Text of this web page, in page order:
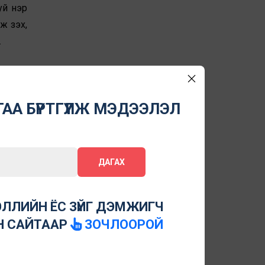
нэр
үзэх,
БҮРТГҮҮЛЖ МЭДЭЭЛЭЛ
ДАГАХ
ЁС ЗҮЙГ ДЭМЖИГЧ
САЙТААР
ЗОЧЛООРОЙ